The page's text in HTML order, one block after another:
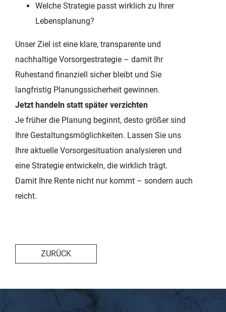
Welche Strategie passt wirklich zu Ihrer
Lebensplanung?
Unser Ziel ist eine klare, transparente und
nachhaltige Vorsorgestrategie – damit Ihr
Ruhestand finanziell sicher bleibt und Sie
langfristig Planungssicherheit gewinnen.
Jetzt handeln statt später verzichten
Je früher die Planung beginnt, desto größer sind
Ihre Gestaltungsmöglichkeiten. Lassen Sie uns
Ihre aktuelle Vorsorgesituation analysieren und
eine Strategie entwickeln, die wirklich trägt.
Damit Ihre Rente nicht nur kommt – sondern auch
reicht.
ZURÜCK